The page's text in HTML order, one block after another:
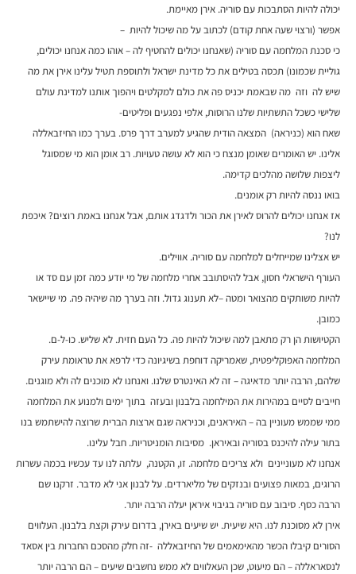
יכולה להיות הסתבכות עם סוריה. אירן מאיימת.
אפשר (ורצוי שעה אחת קודם) לכתוב על מה שיכול להיות –
כי סכנת המלחמה עם סוריה (שאנחנו יכולים להחטיף לה – אוהו כמה אנחנו יכולים,
גוליית שכמונו) תכסה בטילים את כל מדינת ישראל ולתוספת תטיל עלינו אירן את מה
שיש לה וזה מה שבאמת יכניס פה את כולם למקלטים ויהפוך אותנו למדינת עולם
שלישי כשכל התשתיות שלנו הרוסות, אלפי נפגעים ופליטים-
שאח הוא (כניראה) המצאה הודית שהגיע למערב דרך פרס. בערך כמו החיזבאללה
אלינו. יש האומרים שאומן מנצח כי הוא לא עושה טעויות. רב אומן הוא מי שמסוגל
ליצפות שלושה מהלכים קדימה.
בואו ננסה להיות רק אומנים.
אז אנחנו יכולים להרוס לאירן את הכור ולדגדג אותם, אבל אנחנו באמת רוצים? איכפת
לנו?
יש אצלינו שמייחלים למלחמה עם סוריה. אווילים.
העורף הישראלי חסון, אבל להיסתובב אחרי מלחמה של מי יודע כמה זמן עם סד או
להיות משותקים מהצואר ומטה –לא תענוג גדול. וזה בערך מה שיהיה פה. מי שיישאר
כמובן.
הקטיושות הן רק מתאבן למה שיכול להיות פה. כל העם חזית. לא שליש. כו-ל-ם.
המלחמה האפוקליפטית, שאמריקה דוחפת בשיגיונה כדי לרפא את טראומת עירק
שלהם, הרבה יותר מדאיגה – זה לא האינטרס שלנו. ואנחנו לא מוכנים לה ולא מוגנים.
חייבים לסיים במהירות את המילחמה בלבנון ובעזה בתוך ימים ולמנוע את המלחמה
ממי שממש מעוניין בה – האיראנים, וכניראה שגם ארצות הברית שרוצה להישתמש בנו
בתור עילה להיכנס בסוריה ובאיראן. מסיבות הומניטריות. חבל עלינו.
אנחנו לא מעוניינים ולא צריכים מלחמה. זו, הקטנה, עלתה לנו עד עכשיו בכמה עשרות
הרוגים, במאות פצועים ובנזקים של מליארדים. על לבנון אני לא מדבר. זרקנו שם
הרבה כסף. סיבוב עם סוריה בגיבוי איראן יעלה הרבה יותר.
אירן לא מסוכנת לנו. היא שיעית. יש שיעים באירן, בדרום עירק וקצת בלבנון. העלווים
הסורים קיבלו הכשר מהאימאמים של החיזבאללה -זה חלק מהסכם החברות בין אסאד
לנסאראללה – הם מיעוט, שכן העאלווים לא ממש נחשבים שיעים – הם הרבה יותר